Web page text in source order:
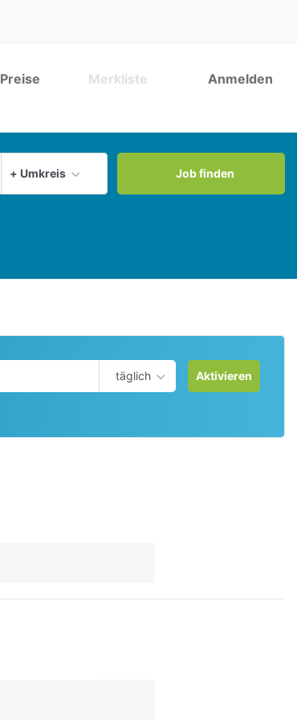
Anmelden
Preise Merkliste
+ Umkreis
Aktuellen Ort verwenden
Job finden
täglich Aktivieren